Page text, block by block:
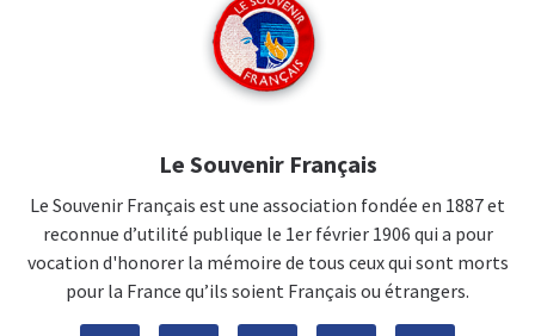
Le Souvenir Français
Le Souvenir Français est une association fondée en 1887 et
reconnue d’utilité publique le 1er février 1906 qui a pour
vocation d'honorer la mémoire de tous ceux qui sont morts
pour la France qu’ils soient Français ou étrangers.